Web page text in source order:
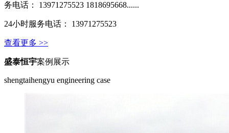
务电话： 13971275523 1818695668......
24小时服务电话： 13971275523
查看更多 >>
盛泰恒宇案例展示
shengtaihengyu engineering case